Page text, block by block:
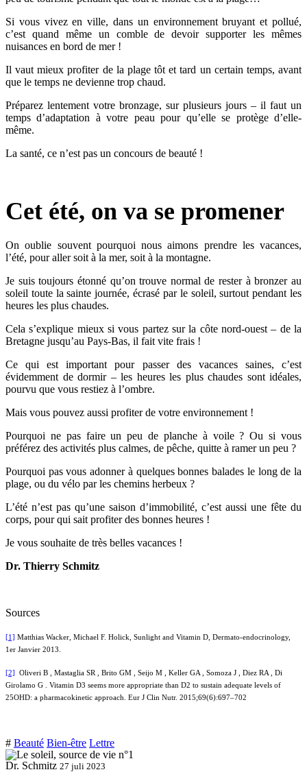
Si vous vivez en ville, dans un environnement bruyant et pollué,
c’est quand même un comble de devoir supporter les mêmes
nuisances en bord de mer !
Il vaut mieux profiter de la plage tôt et tard un certain temps, avant
que le temps ne devienne trop chaud.
Préparez lentement votre bronzage, sur plusieurs jours – il faut un
temps d’adaptation à votre peau pour qu’elle se protège d’elle-
même.
La santé, ce n’est pas un concours de beauté !
Cet été, on va se promener
On oublie souvent pourquoi nous aimons prendre les vacances,
l’été, pour aller soit à la mer, soit à la montagne.
Je suis toujours étonné qu’on trouve normal de rester à bronzer au
soleil toute la sainte journée, écrasé par le soleil, surtout pendant les
heures les plus chaudes.
Cela s’explique mieux si vous partez sur la côte nord-ouest – de la
Bretagne jusqu’au Pays-Bas, il fait vite frais !
Ce qui est important pour passer des vacances saines, c’est
évidemment de dormir – les heures les plus chaudes sont idéales,
pourvu que vous restiez à l’ombre.
Mais vous pouvez aussi profiter de votre environnement !
Pourquoi ne pas faire un peu de planche à voile ? Ou si vous
préférez des activités plus calmes, de pêche, quitte à ramer un peu ?
Pourquoi pas vous adonner à quelques bonnes balades le long de la
plage, ou du vélo par les chemins herbeux ?
L’été n’est pas qu’une saison d’immobilité, c’est aussi une fête du
corps, pour qui sait profiter des bonnes heures !
Je vous souhaite de très belles vacances !
Dr. Thierry Schmitz
Sources
[1] Matthias Wacker, Michael F. Holick, Sunlight and Vitamin D, Dermato-endocrinology,
1er Janvier 2013.
[2] Oliveri B , Mastaglia SR , Brito GM , Seijo M , Keller GA , Somoza J , Diez RA , Di
Girolamo G . Vitamin D3 seems more appropriate than D2 to sustain adequate levels of
25OHD: a pharmacokinetic approach. Eur J Clin Nutr. 2015;69(6):697–702
# Beauté Bien-être Lettre
Dr. Schmitz 27 juli 2023